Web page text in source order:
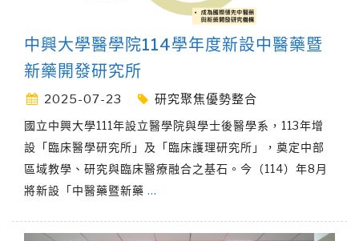
中興大學醫學院114學年度新設中醫藥暨
新藥開發研究所
2025-07-23 研究聚焦優勢整合
國立中興大學111年設立醫學院與學士後醫學系，113年增
設「臨床醫學研究所」及「臨床護理研究所」，奠定中部
區域教學、研究與臨床醫療融合之基石。今（114）年8月
將新設「中醫藥暨新藥 …